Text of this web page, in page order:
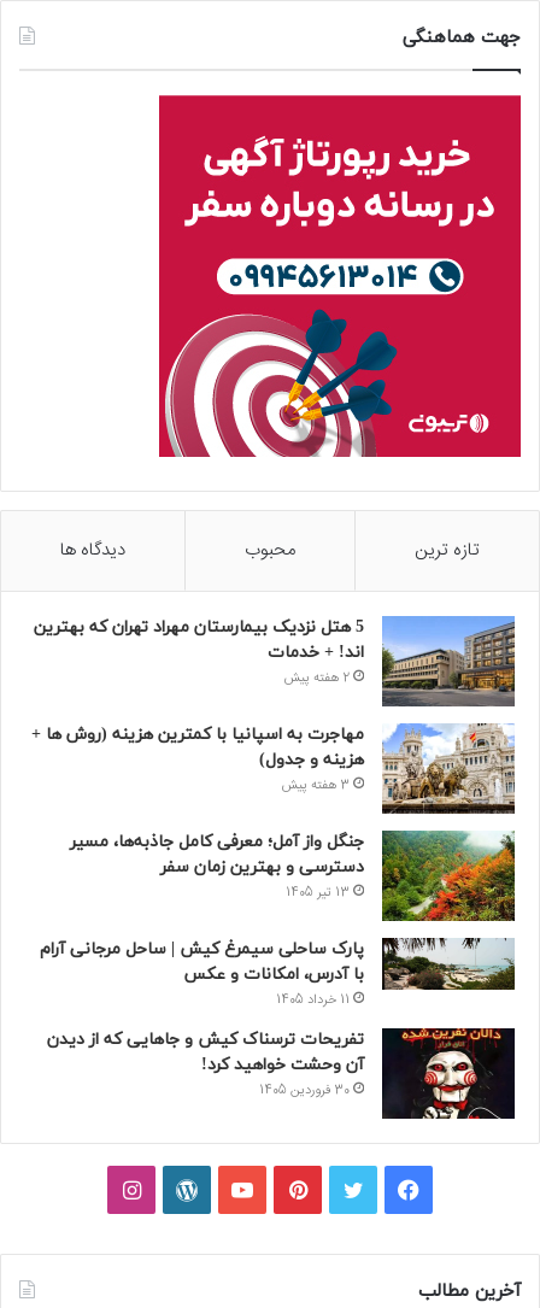
جهت هماهنگی
تازه ترین محبوب دیدگاه ها
5 هتل نزدیک بیمارستان مهراد تهران که بهترین‌
اند! + خدمات
2 هفته پیش
مهاجرت به اسپانیا با کمترین هزینه (روش ها +
هزینه و جدول)
3 هفته پیش
جنگل واز آمل؛ معرفی کامل جاذبه‌ها، مسیر
دسترسی و بهترین زمان سفر
13 تیر 1405
پارک ساحلی سیمرغ کیش | ساحل مرجانی آرام
با آدرس، امکانات و عکس
11 خرداد 1405
تفریحات ترسناک کیش و جاهایی که از دیدن
آن وحشت خواهید کرد!
30 فروردین 1405
فیسبوکتوییترپینتریستیوتیوبوردپرساینستاگرام
آخرین مطالب